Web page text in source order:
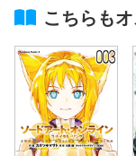
こちらも